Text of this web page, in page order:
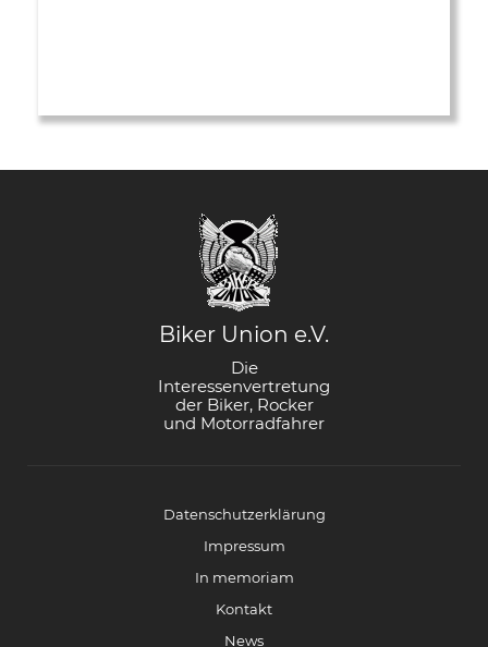
Biker Union e.V.
Die
Interessenvertretung
der Biker, Rocker
und Motorradfahrer
Datenschutzerklärung
Impressum
In memoriam
Kontakt
News